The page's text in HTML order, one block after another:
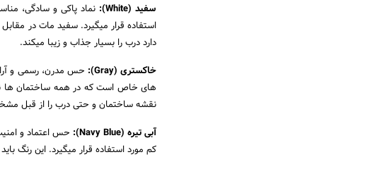
سفید (White):
نماد پاکی و سادگی،
استفاده قرار میگیرد. سفید مات در
دارد درب را بسیار جذاب و زیبا میکند.
خاکستری (Gray):
حس مدرن، رسمی و
های خاص است که در همه ساختمان ها
نقشه ساختمان و حتی درب را از قبل
آبی تیره (Navy Blue):
حس اعتماد و
کم مورد استفاده قرار میگیرد. این رنگ